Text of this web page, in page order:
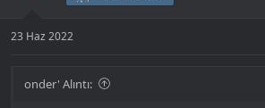
23 Haz 2022
onder' Alıntı: